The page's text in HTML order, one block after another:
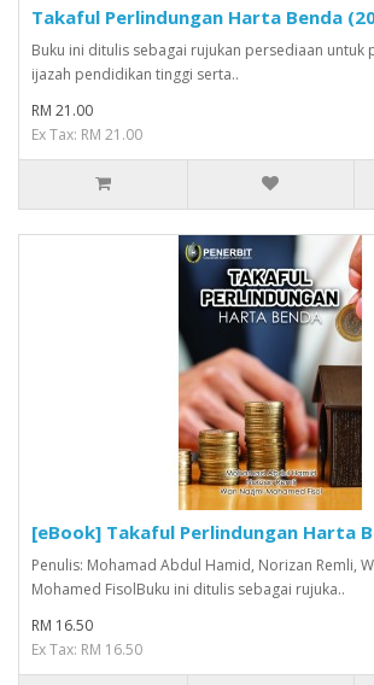
Takaful Perlindungan Harta Benda
Buku ini ditulis sebagai rujukan persediaan untuk
ijazah pendidikan tinggi serta..
RM 21.00
Ex Tax: RM 21.00
[eBook] Takaful Perlindungan Harta
Penulis: Mohamad Abdul Hamid, Norizan Remli,
Mohamed FisolBuku ini ditulis sebagai rujuka..
RM 16.50
Ex Tax: RM 16.50